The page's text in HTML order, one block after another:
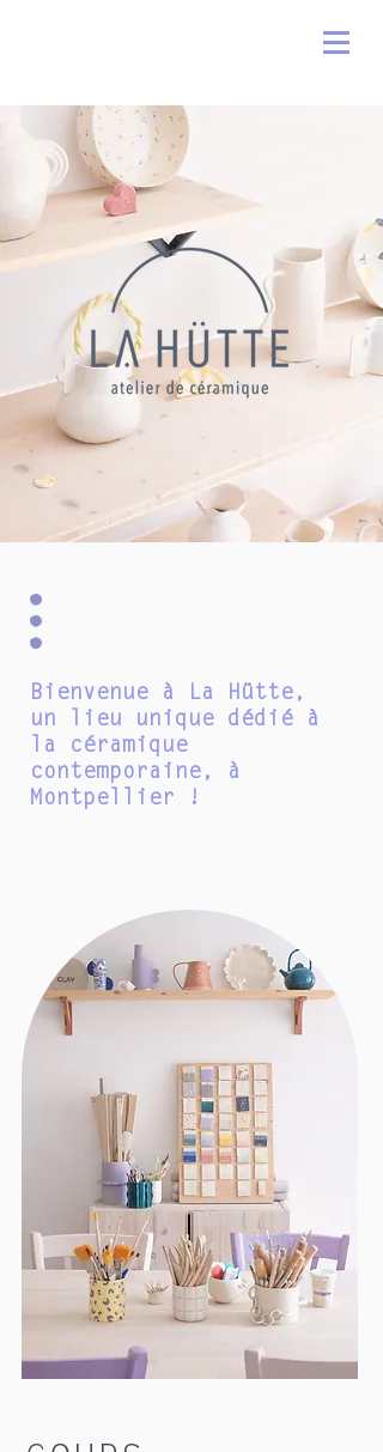
Bienvenue à La Hütte,
un lieu unique dédié à
la céramique
contemporaine, à
Montpellier !